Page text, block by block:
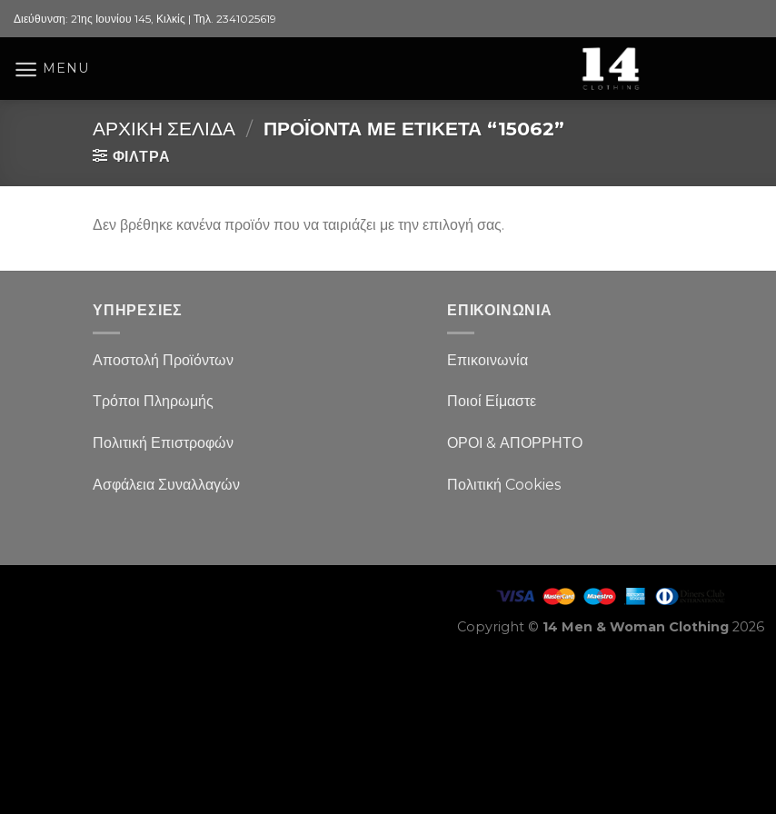
Skip
to
Διεύθυνση: 21ης Ιουνίου 145, Κιλκίς | Τηλ. 2341025619
MENU
ΑΡΧΙΚΉ ΣΕΛΊΔΑ / ΠΡΟΪΌΝΤΑ ΜΕ ΕΤΙΚΈΤΑ “15062”
ΦΙΛΤΡΑ
Δεν βρέθηκε κανένα προϊόν που να ταιριάζει με την επιλογή σας.
ΥΠΗΡΕΣΙΕΣ
Αποστολή Προϊόντων
Τρόποι Πληρωμής
Πολιτική Επιστροφών
Ασφάλεια Συναλλαγών
ΕΠΙΚΟΙΝΩΝΙΑ
Επικοινωνία
Ποιοί Είμαστε
ΟΡΟΙ & ΑΠΟΡΡΗΤΟ
Πολιτική Cookies
Copyright © 14 Men & Woman Clothing 2026